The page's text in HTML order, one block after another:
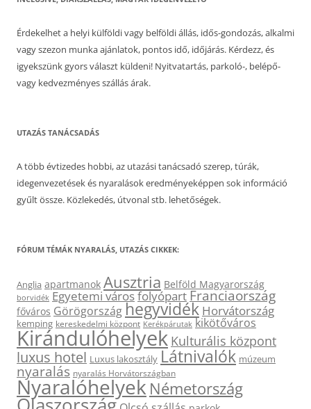
Érdekelhet a helyi külföldi vagy belföldi állás, idős-gondozás, alkalmi
vagy szezon munka ajánlatok, pontos idő, időjárás. Kérdezz, és
igyekszünk gyors választ küldeni! Nyitvatartás, parkoló-, belépő-
vagy kedvezményes szállás árak.
UTAZÁS TANÁCSADÁS
A több évtizedes hobbi, az utazási tanácsadó szerep, túrák,
idegenvezetések és nyaralások eredményeképpen sok információ
gyűlt össze. Közlekedés, útvonal stb. lehetőségek.
FÓRUM TÉMÁK NYARALÁS, UTAZÁS CIKKEK:
Anglia apartmanok Ausztria Belföld Magyarország
borvidék Egyetemi városfolyópartFranciaország
főváros Görögországhegyvidék Horvátország
kemping kereskedelmi központ Kerékpárutak kikötőváros
Kirándulóhelyek Kulturális központ
luxus hotel Luxus lakosztály Látnivalók múzeum
nyaralás nyaralás Horvátországban
Nyaralóhelyek Németország